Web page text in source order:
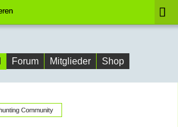
Forum Mitglieder Shop
Community